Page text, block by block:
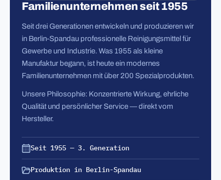
Familienunternehmen seit 1955
Seit drei Generationen entwickeln und produzieren wir
in Berlin-Spandau professionelle Reinigungsmittel für
Gewerbe und Industrie. Was 1955 als kleine
Manufaktur begann, ist heute ein modernes
Familienunternehmen mit über 200 Spezialprodukten.
Unsere Philosophie: Konzentrierte Wirkung, ehrliche
Qualität und persönlicher Service — direkt vom
Hersteller.
Seit 1955 — 3. Generation
Produktion in Berlin-Spandau